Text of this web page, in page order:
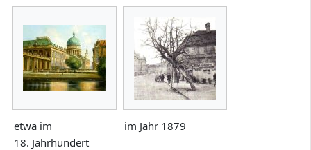
etwa im
18. Jahrhundert
im Jahr 1879